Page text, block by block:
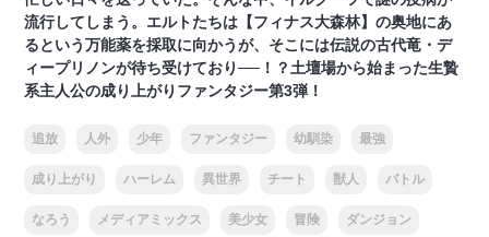
流行してしまう。エルトたちは【フィナス大森林】の奥地にあ
るという万能薬を採取に向かうが、そこには伝説の古代竜・デ
ィープリノンが待ち受けており──！？土壇場から始まった生贄
系主人公の成り上がりファンタジー第3弾！
追放 人外 少年 ファンタジー 幼馴染 最強
成り上がり ハーレム 異世界 チート 獣人 バトル
なろう メディアミックス 美少女 冒険 ダンジョン